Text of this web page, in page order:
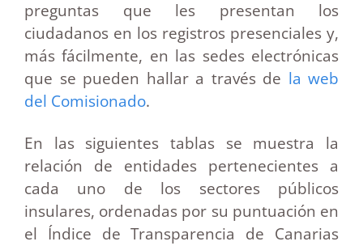
preguntas que les presentan los
ciudadanos en los registros presenciales y,
más fácilmente, en las sedes electrónicas
que se pueden hallar a través de la web
del Comisionado.
En las siguientes tablas se muestra la
relación de entidades pertenecientes a
cada uno de los sectores públicos
insulares, ordenadas por su puntuación en
el Índice de Transparencia de Canarias